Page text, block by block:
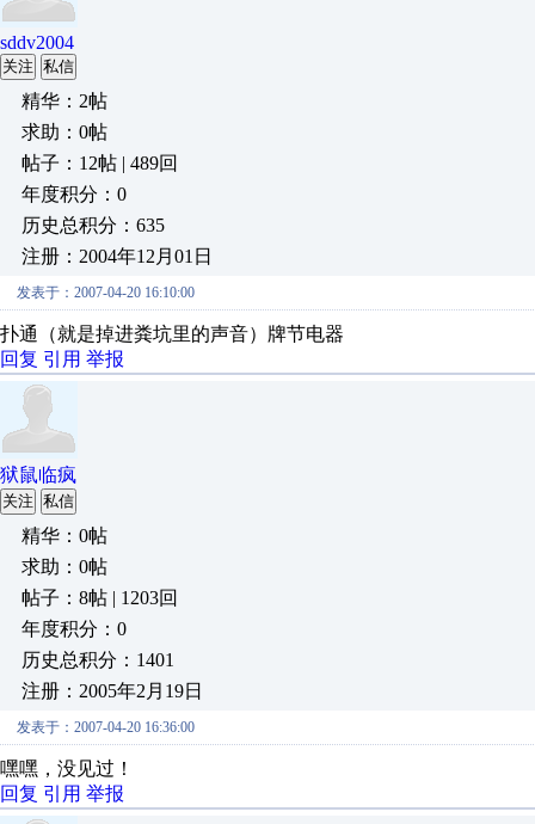
sddv2004
关注 私信
精华：2帖
求助：0帖
帖子：12帖 | 489回
年度积分：0
历史总积分：635
注册：2004年12月01日
发表于：2007-04-20 16:10:00
扑通（就是掉进粪坑里的声音）牌节电器
回复 引用 举报
狱鼠临疯
关注 私信
精华：0帖
求助：0帖
帖子：8帖 | 1203回
年度积分：0
历史总积分：1401
注册：2005年2月19日
发表于：2007-04-20 16:36:00
嘿嘿，没见过！
回复 引用 举报